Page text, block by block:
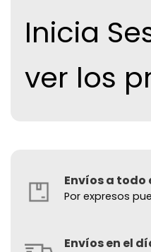
Inicia
ver los
Envíos a todo
Por expresos
Envíos en el